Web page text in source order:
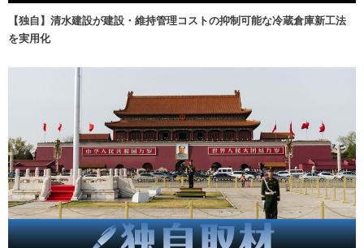
【独自】清水建設が建設・維持管理コストの抑制可能な冷蔵倉庫新工法
を実用化